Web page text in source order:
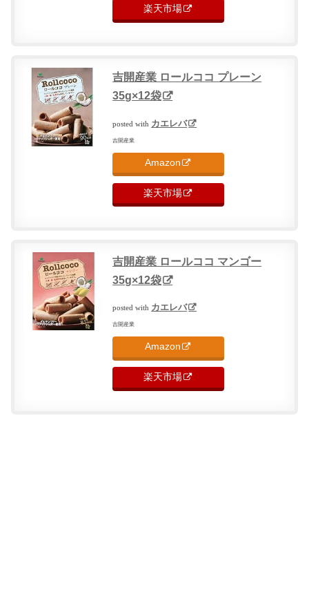
楽天市場
吉開産業 ロールココ プレーン
35g×12袋
posted with カエレバ
吉開産業
Amazon
楽天市場
吉開産業 ロールココ マンゴー
35g×12袋
posted with カエレバ
吉開産業
Amazon
楽天市場